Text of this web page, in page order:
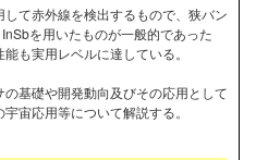
て赤外線を検出するもので、狭バン
を用いたものが一般的であった
も実用レベルに達している。
基礎や開発動向及びその応用として
宙応用等について解説する。